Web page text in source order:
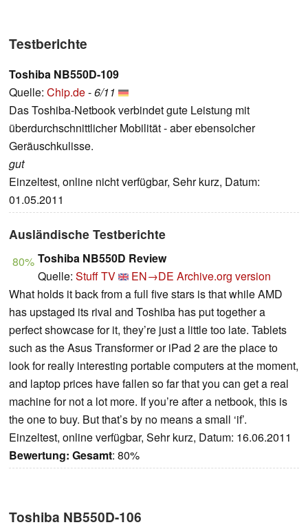
Testberichte
Toshiba NB550D-109
Quelle: Chip.de-6/11
Das Toshiba-Netbook verbindet gute Leistung mit
überdurchschnittlicher Mobilität - aber ebensolcher
Geräuschkulisse.
gut
Einzeltest, online nicht verfügbar, Sehr kurz, Datum:
01.05.2011
Ausländische Testberichte
80% Toshiba NB550D Review
Quelle: Stuff TV EN→DE Archive.org version
What holds it back from a full five stars is that while AMD
has upstaged its rival and Toshiba has put together a
perfect showcase for it, they’re just a little too late. Tablets
such as the Asus Transformer or iPad 2 are the place to
look for really interesting portable computers at the moment,
and laptop prices have fallen so far that you can get a real
machine for not a lot more. If you’re after a netbook, this is
the one to buy. But that’s by no means a small ‘if’.
Einzeltest, online verfügbar, Sehr kurz, Datum: 16.06.2011
Bewertung: Gesamt: 80%
Toshiba NB550D-106